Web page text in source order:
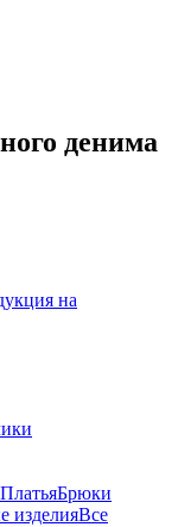
денима
на
ПлатьяБрюки
изделияВсе